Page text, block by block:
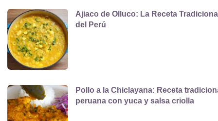
Ajiaco de Olluco: La Receta
del Perú
Pollo a la Chiclayana: Receta
peruana con yuca y salsa criolla